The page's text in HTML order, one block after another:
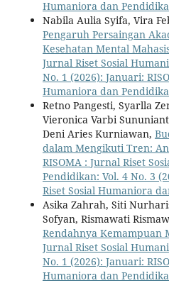
Humaniora dan
Nabila Aulia Syifa, Vira
Pengaruh Persaingan
Kesehatan Mental
Jurnal Riset Sosial
No. 1 (2026): Januari:
Humaniora dan
Retno Pangesti, Syarlla
Vieronica Varbi
Deni Aries Kurniawan,
dalam Mengikuti Tren:
RISOMA : Jurnal Riset
Pendidikan: Vol. 4 No. 3
Riset Sosial Humaniora
Asika Zahrah, Siti
Sofyan, Rismawati
Rendahnya Kemampuan
Jurnal Riset Sosial
No. 1 (2026): Januari:
Humaniora dan